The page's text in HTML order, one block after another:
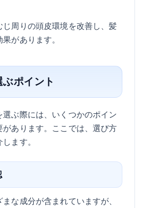
じ周りの頭皮環境を改善し、髪
があります。
ポイント
ぶ際には、いくつかのポイン
があります。ここでは、選び方
ます。
な成分が含まれていますが、